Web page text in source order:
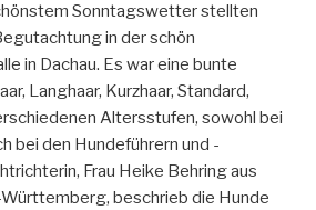
Sonntagswetter stellten
in der schön
in Dachau. Es war eine bunte
Langhaar, Kurzhaar, Standard,
Altersstufen, sowohl bei
bei den Hundeführern und -
Frau Heike Behring aus
beschrieb die Hunde